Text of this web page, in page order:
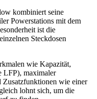
kombiniert seine
Powerstations mit dem
ist die
Steckdosen
wie Kapazität,
LFP), maximaler
Zusatzfunktionen wie einer
lohnt sich, um die